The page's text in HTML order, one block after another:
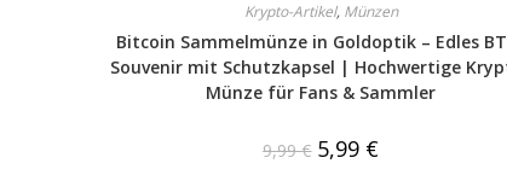
Krypto-Artikel, Münzen
Bitcoin Sammelmünze in Goldoptik – Edles
Souvenir mit Schutzkapsel | Hochwertige
Münze für Fans & Sammler
9,99€ 5,99 €